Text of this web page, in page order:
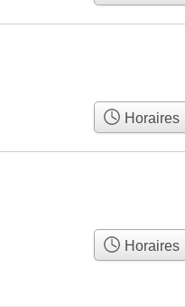
Horaires
Horaires